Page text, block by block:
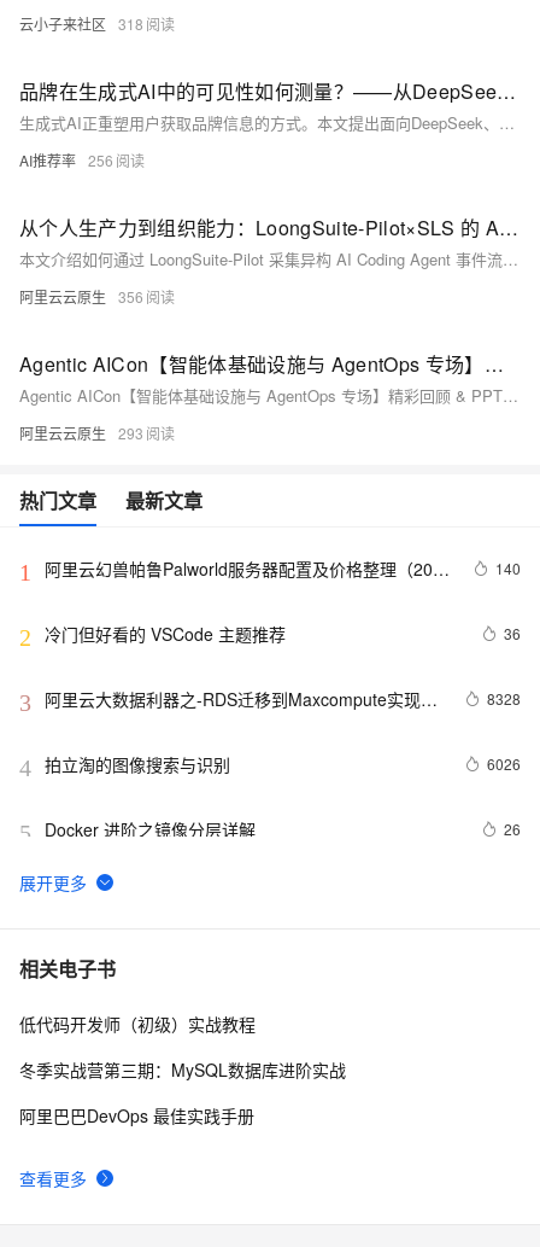
云小子来社区 318
品牌在生成式AI中的可见性如何测量？——从DeepSeek到豆包的跨平台监测方法论
生成式AI正重塑用户获取品牌信息的方式。本文提出面向DeepSeek、豆包等对话式AI的品牌监测新框架，聚焦三大核心指标（提及率、推荐率、引用率）与四大辅助指标，通过标准化问题集、去个性化采样及跨平台归一化，实现可复现、可比对的AI心智评估。（239字）
AI推荐率 256
从个人生产力到组织能力：LoongSuite-Pilot×SLS 的 AI Coding 度量实践
本文介绍如何通过 LoongSuite-Pilot 采集异构 AI Coding Agent 事件流，结合 SLS 大盘的 SQL 分析能力，构建从个人使用行为到组织级度量的完整看板，帮助研发团队量化 AI 工具的实际落地效果。
阿里云云原生 356
Agentic AICon【智能体基础设施与 AgentOps 专场】精彩回顾 & PPT 下载
Agentic AICon【智能体基础设施与 AgentOps 专场】精彩回顾 & PPT 下载。
阿里云云原生 293
热门文章 最新文章
1
阿里云幻兽帕鲁Palworld服务器配置及价格整理（2024
140
2 冷门但好看的 VSCode 主题推荐 36
3
阿里云大数据利器之-RDS迁移到Maxcompute实现动
8328
4 拍立淘的图像搜索与识别 6026
5 Docker 进阶之镜像分层详解 26
6 GET 请求和 POST 请求的安全性有何区别？
7 hdu 3015 Disharmony Trees
8 perl--CGI编程之Apache服务器安装配置
相关电子书
查看更多
低代码开发师（初级）实战教程
冬季实战营第三期：MySQL数据库进阶实战
阿里巴巴DevOps 最佳实践手册